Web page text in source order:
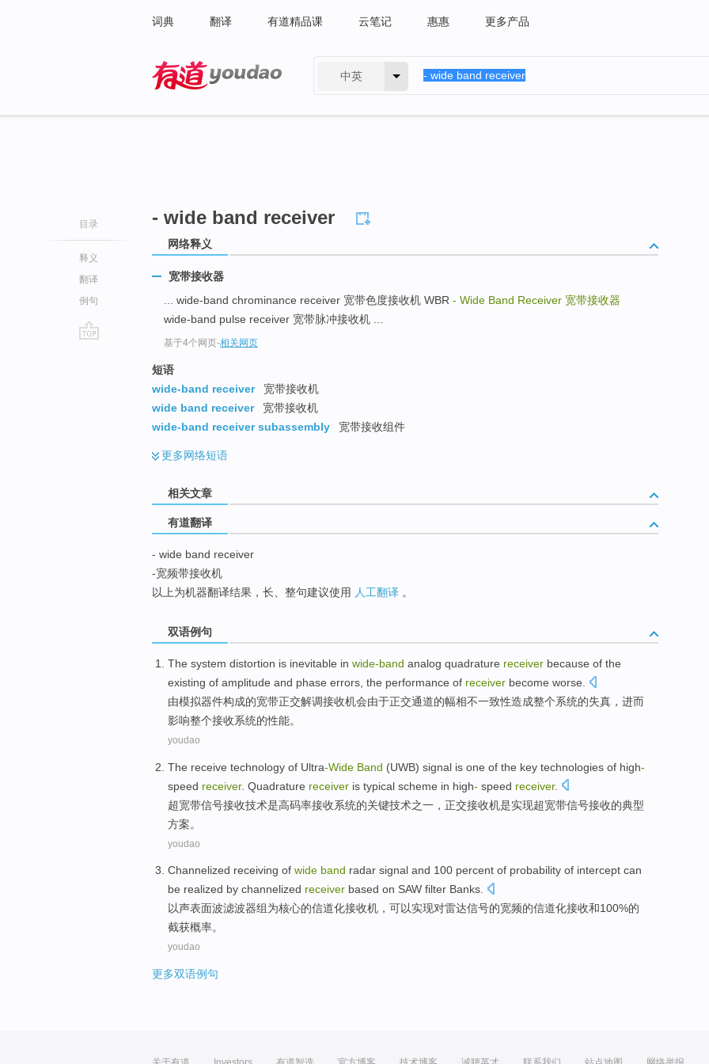
词典 翻译 有道精品课 云笔记 惠惠 更多产品
中英
目录
释义
翻译
例句
- wide band receiver
网络释义
宽带接收器
... wide-band chrominance receiver 宽带色度接收机 WBR - Wide Band Receiver 宽带接收器
wide-band pulse receiver 宽带脉冲接收机 ...
基于4个网页-相关网页
短语
wide-band receiver
宽带接收机
wide band receiver
宽带接收机
wide-band receiver subassembly
宽带接收组件
更多网络短语
相关文章
有道翻译
- wide band receiver
-宽频带接收机
以上为机器翻译结果，长、整句建议使用 人工翻译 。
双语例句
The system distortion is inevitable in wide-band analog quadrature receiver because of the
existing of amplitude and phase errors , the performance of receiver become worse.
由模拟器件构成的宽带正交解调接收机会由于正交通道的幅相不一致性造成整个系统的失真 ，进而
影响整个接收系统的性能。
youdao
The receive technology of Ultra-Wide Band (UWB) signal is one of the key technologies of high-
speed receiver. Quadrature receiver is typical scheme in high- speed receiver.
超宽带信号接收技术是高码率接收系统的关键技术之一 ， 正交接收机是实现超宽带信号接收的典型
方案。
youdao
Channelized receiving of wide band radar signal and 100 percent of probability of intercept can
be realized by channelized receiver based on SAW filter Banks.
以声表面波滤波器组为核心的信道化接收机 ， 可以实现对雷达信号的宽频的信道化接收和100%的
截获概率。
youdao
更多双语例句